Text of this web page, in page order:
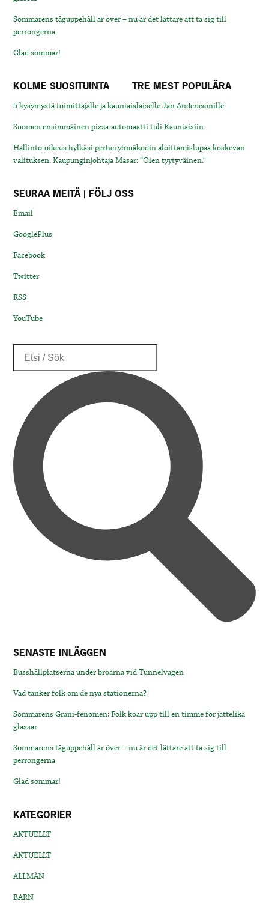
Sommarens tåguppehåll är över – nu är det lättare att ta sig till
perrongerna
Glad sommar!
KOLME SUOSITUINTA TRE MEST POPULÄRA
5 kysymystä toimittajalle ja kauniaislaiselle Jan Anderssonille
Suomen ensimmäinen pizza-automaatti tuli Kauniaisiin
Hallinto-oikeus hylkäsi perheryhmäkodin aloittamislupaa koskevan
valituksen. Kaupunginjohtaja Masar: “Olen tyytyväinen.”
SEURAA MEITÄ | FÖLJ OSS
Email
GooglePlus
Facebook
Twitter
RSS
YouTube
SENASTE INLÄGGEN
Busshållplatserna under broarna vid Tunnelvägen
Vad tänker folk om de nya stationerna?
Sommarens Grani-fenomen: Folk köar upp till en timme för jättelika
glassar
Sommarens tåguppehåll är över – nu är det lättare att ta sig till
perrongerna
Glad sommar!
KATEGORIER
AKTUELLT
AKTUELLT
ALLMÄN
BARN